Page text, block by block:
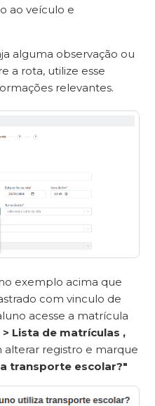
ao veículo e
alguma observação ou
a rota, utilize esse
relevantes.
exemplo acima que
com vinculo de
acesse a matrícula
Lista de matrículas ,
alterar registro e marque
transporte escolar?"